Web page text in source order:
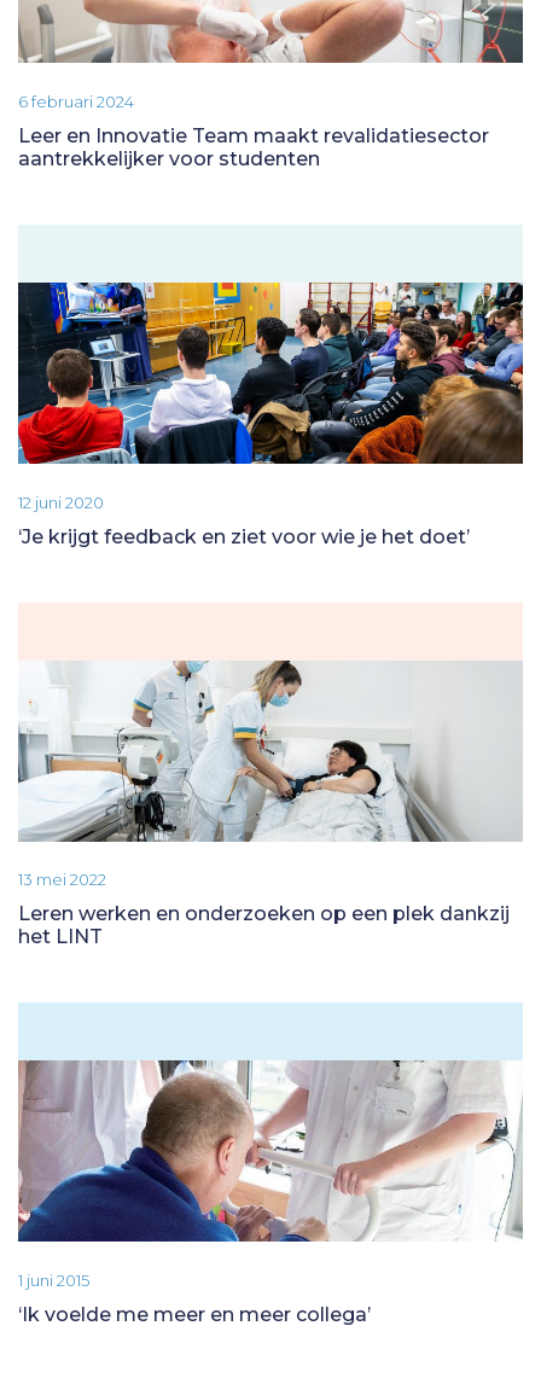
6 februari 2024
Leer en Innovatie Team maakt revalidatiesector
aantrekkelijker voor studenten
12 juni 2020
‘Je krijgt feedback en ziet voor wie je het doet’
13 mei 2022
Leren werken en onderzoeken op een plek dankzij
het LINT
1 juni 2015
‘Ik voelde me meer en meer collega’